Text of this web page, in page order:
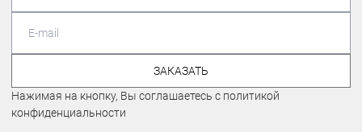
ЗАКАЗАТЬ
Нажимая на кнопку, Вы соглашаетесь с политикой
конфиденциальности